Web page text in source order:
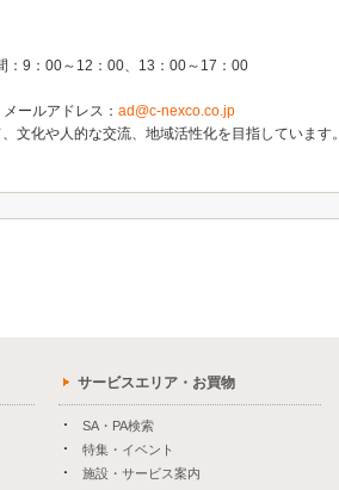
9：00～12：00、13：00～17：00
ルアドレス： ad@c-nexco.co.jp
文化や人的な交流、地域活性化を目指しています。
サービスエリア・お買物
SA・PA検索
特集・イベント
施設・サービス案内